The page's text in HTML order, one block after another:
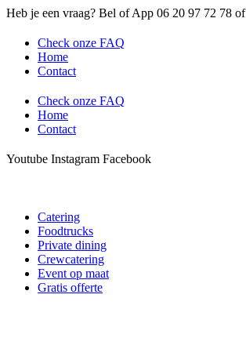
Ga
inhoud
Heb je een vraag? Bel of App 06 20 97 72 78 of
Check onze FAQ
Home
Contact
Check onze FAQ
Home
Contact
Youtube Instagram Facebook
Main
Menu
Catering
Foodtrucks
Private dining
Crewcatering
Event op maat
Gratis offerte